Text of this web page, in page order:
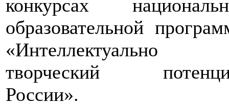
конкурсах
образовательной
творческий
России».